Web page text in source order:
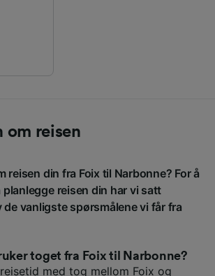
om reisen
reisen din fra Foix til Narbonne? For å
planlegge reisen din har vi satt
de vanligste spørsmålene vi får fra
toget fra Foix til Narbonne?
med tog mellom Foix og